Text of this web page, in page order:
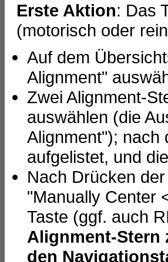
Erste Aktion: Das
(motorisch oder
Auf dem
Alignment"
Zwei Alignment-
auswählen (die
Alignment"); nach
aufgelistet, und
Nach Drücken
"Manually Center
Taste (ggf. auch
Alignment-Stern
den